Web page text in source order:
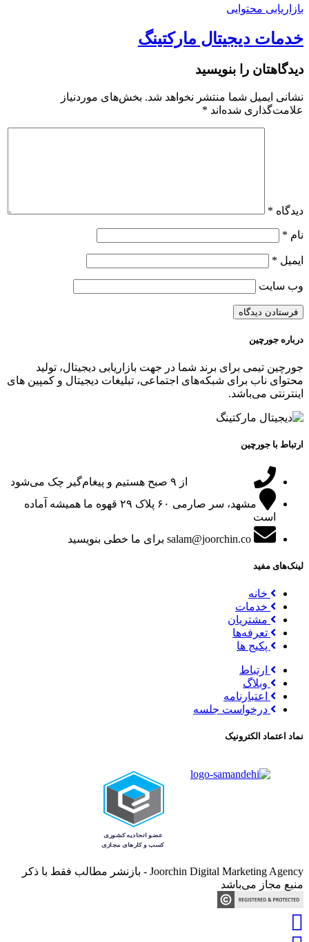
بازاریابی محتوایی
خدمات دیجیتال مارکتینگ
دیدگاهتان را بنویسید
نشانی ایمیل شما منتشر نخواهد شد. بخش‌های موردنیاز
علامت‌گذاری شده‌اند *
دیدگاه *
نام *
ایمیل *
وب‌ سایت
درباره جورچین
جورچین تیمی برای برند شما در جهت بازاریابی دیجیتال، تولید
محتوای ناب برای شبکه‌های اجتماعی، تبلیغات دیجیتال و کمپین های
اینترنتی می‌باشد.
ارتباط با جورچین
از ۹ صبح هستیم و پیغام‌گیر چک می‌شود
مشهد، سر صارمی ۶۰ پلاک ۲۹
قهوه ما همیشه آماده
است
salam@joorchin.co برای ما خطی بنویسید
لینک‌های مفید
خانه
خدمات
مشتریان
تعرفه‌ها
پکیج ها
ارتباط
وبلاگ
اعتبارنامه
درخواست جلسه
نماد اعتماد الکترونیک
Joorchin Digital Marketing Agency - بازنشر مطالب فقط با ذکر
منبع مجاز می‌باشد